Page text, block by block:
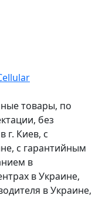
товары, по
без
г. Киев, с
с гарантийным
в
в Украине,
в Украине,